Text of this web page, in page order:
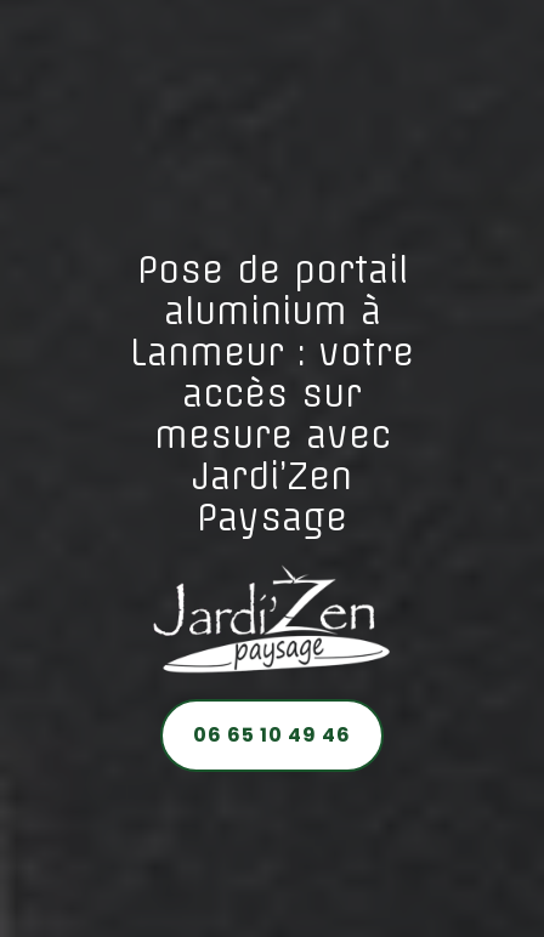
Pose de portail
aluminium à
Lanmeur : votre
accès sur
mesure avec
Jardi’Zen
Paysage
06 65 10 49 46